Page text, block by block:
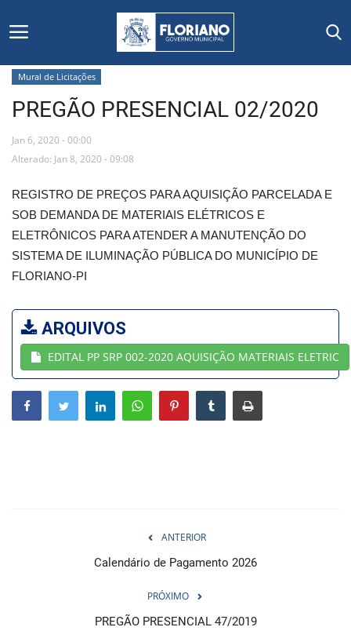
Início
Editais
Floriano
Secretarias e Órgãos
Notícias
Vídeos
Webmail
Mural de Licitações
PREGÃO PRESENCIAL 02/2020
Jan 6, 2020 - 00:00
Alterado: Jan 8, 2020 - 09:08
REGISTRO DE PREÇOS PARA AQUISIÇÃO PARCELADA E
SOB DEMANDA DE MATERIAIS ELÉTRICOS E
ELETRÔNICOS PARA ATENDER A MANUTENÇÃO DO
SISTEMA DE ILUMINAÇÃO PÚBLICA DO MUNICÍPIO DE
FLORIANO-PI
ARQUIVOS
EDITAL PP SRP 002-2020 AQUISIÇÃO MATERIAIS ELETRIC
ANTERIOR
Calendário de Pagamento 2026
PRÓXIMO
PREGÃO PRESENCIAL 47/2019